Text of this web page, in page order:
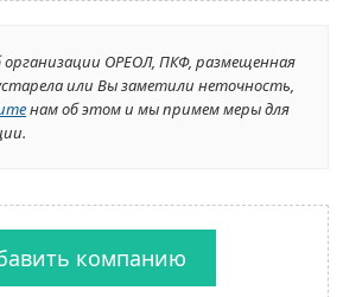
ОРЕОЛ, ПКФ, размещенная
или Вы заметили неточность,
нам об этом и мы примем меры для
компанию